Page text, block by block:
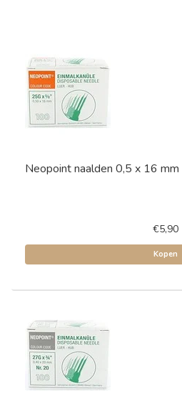
Neopoint naalden 0,5 x 16
€5,90
Kopen